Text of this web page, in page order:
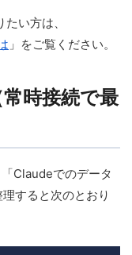
い方は、
」をご覧ください。
時接続で最
Claudeでのデータ
すると次のとおり